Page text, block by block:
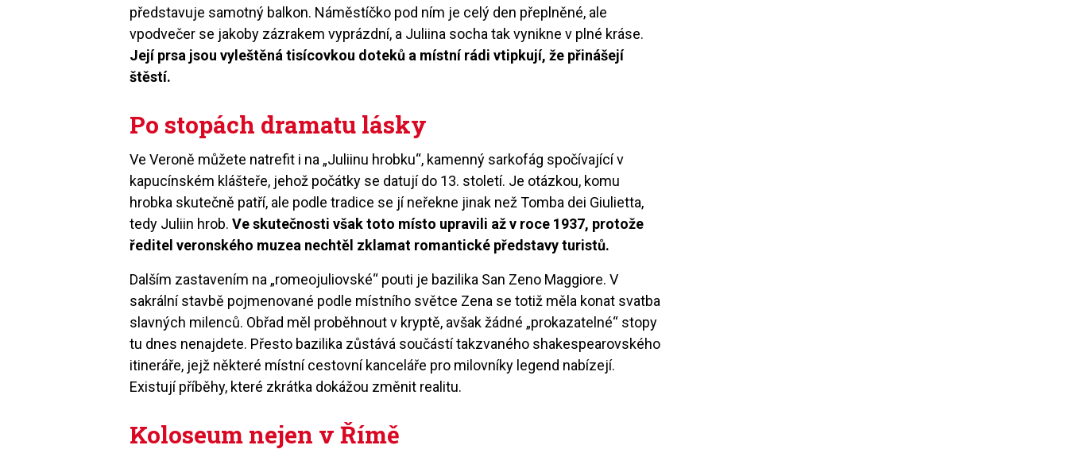
představuje samotný balkon. Náměstíčko pod ním je celý den přeplněné, ale
vpodvečer se jakoby zázrakem vyprázdní, a Juliina socha tak vynikne v plné kráse.
Její prsa jsou vyleštěná tisícovkou doteků a místní rádi vtipkují, že přinášejí
štěstí.
Po stopách dramatu lásky
Ve Veroně můžete natrefit i na „Juliinu hrobku“, kamenný sarkofág spočívající v
kapucínském klášteře, jehož počátky se datují do 13. století. Je otázkou, komu
hrobka skutečně patří, ale podle tradice se jí neřekne jinak než Tomba dei Giulietta,
tedy Juliin hrob.Ve skutečnosti však toto místo upravili až v roce 1937, protože
ředitel veronského muzea nechtěl zklamat romantické představy turistů.
Dalším zastavením na „romeojuliovské“ pouti je bazilika San Zeno Maggiore. V
sakrální stavbě pojmenované podle místního světce Zena se totiž měla konat svatba
slavných milenců. Obřad měl proběhnout v kryptě, avšak žádné „prokazatelné“ stopy
tu dnes nenajdete. Přesto bazilika zůstává součástí takzvaného shakespearovského
itineráře, jejž některé místní cestovní kanceláře pro milovníky legend nabízejí.
Existují příběhy, které zkrátka dokážou změnit realitu.
Koloseum nejen v Římě